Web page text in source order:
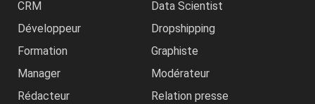
CRM
Data Scientist
Développeur
Dropshipping
Formation
Graphiste
Manager
Modérateur
Rédacteur
Relation presse